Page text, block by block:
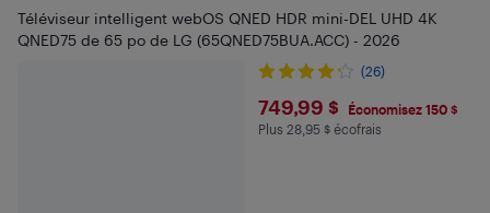
Téléviseur intelligent webOS QNED HDR mini-DEL UHD 4K
QNED75 de 65 po de LG (65QNED75BUA.ACC) - 2026
(26)
$749.99
749,99 $ Économisez 150 $
Plus 28.95 $ en écofrais
Plus 28,95 $ écofrais